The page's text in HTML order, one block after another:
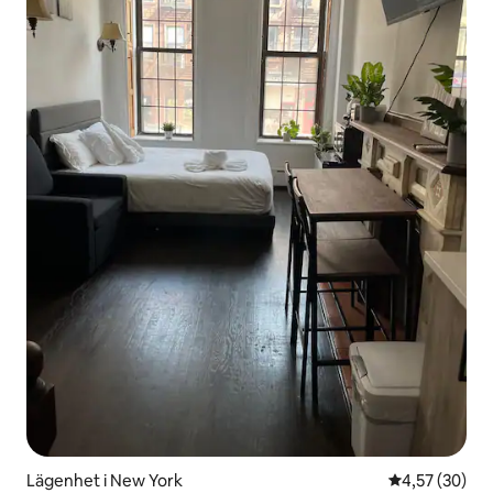
Lägenhet i New York 4,57 av 5 i
4,57 (30)